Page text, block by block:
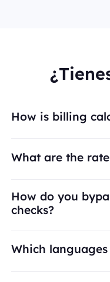
How is billing
What are the
How do you
checks?
Which